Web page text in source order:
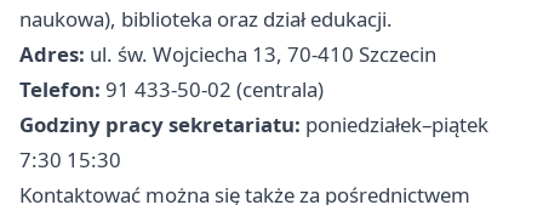
naukowa), biblioteka oraz dział edukacji.
Adres: ul. św. Wojciecha 13, 70-410 Szczecin
Telefon: 91 433-50-02 (centrala)
Godziny pracy sekretariatu: poniedziałek–piątek
7:30 15:30
Kontaktować można się także za pośrednictwem